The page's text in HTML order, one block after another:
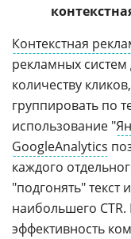
Контекстная
рекламных систем
количеству
группировать по
использование "
GoogleAnalytics
каждого
"подгонять" текст
наибольшего
эффективность